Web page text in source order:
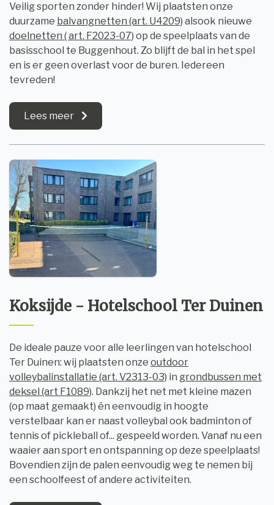
Veilig sporten zonder hinder! Wij plaatsten onze
duurzame balvangnetten (art. U4209) alsook nieuwe
doelnetten ( art. F2023-07) op de speelplaats van de
basisschool te Buggenhout. Zo blijft de bal in het spel
en is er geen overlast voor de buren. Iedereen
tevreden!
Lees meer
Koksijde - Hotelschool Ter Duinen
De ideale pauze voor alle leerlingen van hotelschool
Ter Duinen: wij plaatsten onze outdoor
volleybalinstallatie (art. V2313-03) in grondbussen met
deksel (art F1089). Dankzij het net met kleine mazen
(op maat gemaakt) én eenvoudig in hoogte
verstelbaar kan er naast volleybal ook badminton of
tennis of pickleball of... gespeeld worden. Vanaf nu een
waaier aan sport en ontspanning op deze speelplaats!
Bovendien zijn de palen eenvoudig weg te nemen bij
een schoolfeest of andere activiteiten.